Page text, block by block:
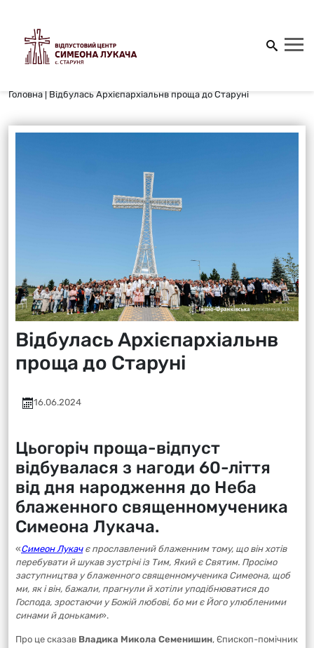
Головна | Відбулась Архієпархіальнв проща до Старуні
Відбулась Архієпархіальнв
проща до Старуні
16.06.2024
Цьогоріч проща-відпуст
відбувалася з нагоди 60-ліття
від дня народження до Неба
блаженного священномученика
Симеона Лукача.
«Симеон Лукачє прославлений блаженним тому, що він хотів
перебувати й шукав зустрічі із Тим, Який є Святим. Просімо
заступництва у блаженного священномученика Симеона, щоб
ми, як і він, бажали, прагнули й хотіли уподібнюватися до
Господа, зростаючи у Божій любові, бо ми є Його улюбленими
синами й доньками».
Про це сказав Владика Микола Семенишин, Єпископ-помічник